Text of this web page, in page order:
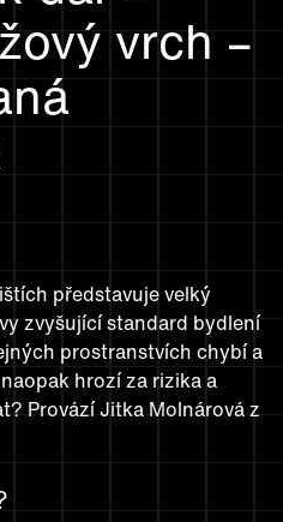
vrch –
představuje velký
zvyšující standard bydlení
prostranstvích chybí a
hrozí za rizika a
Provází Jitka Molnárová z